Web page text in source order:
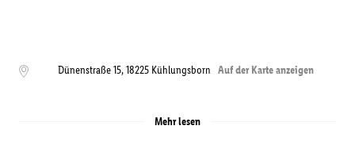
Dünenstraße 15,18225 Kühlungsborn Auf der Karte anzeigen
Mehr lesen